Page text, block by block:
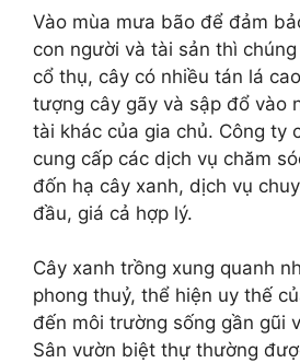
Vào mùa mưa bão để đảm
con người và tài sản thì
cổ thụ, cây có nhiều tán lá
tượng cây gãy và sập đổ vào
tài khác của gia chủ. Công ty
cung cấp các dịch vụ chăm
đốn hạ cây xanh, dịch vụ
đầu, giá cả hợp lý.
Cây xanh trồng xung quanh
phong thuỷ, thể hiện uy thế
đến môi trường sống gần gũi
Sân vườn biệt thự thường